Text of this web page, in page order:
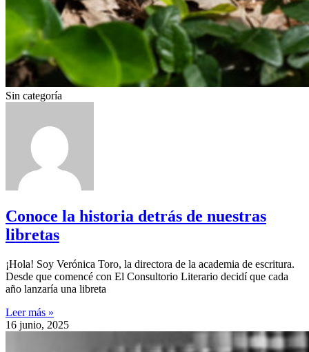
Sin categoría
Conoce la historia detrás de nuestras
libretas
¡Hola! Soy Verónica Toro, la directora de la academia de escritura.
Desde que comencé con El Consultorio Literario decidí que cada
año lanzaría una libreta
Leer más »
16 junio, 2025